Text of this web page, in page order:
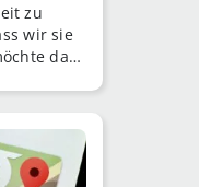
zu
wir sie
das